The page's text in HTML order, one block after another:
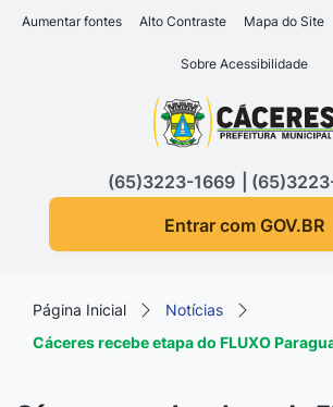
Seção de
Ir para o conteúdo [alt+1]
Ir para o rodapé [alt+4]
Aumentar fontes Alto Contraste Mapa do Site
Sobre Acessibilidade
Seção do
(65)3223-1669
Entrar com GOV.BR
Página Inicial
Notícias
Cáceres recebe etapa do FLUXO